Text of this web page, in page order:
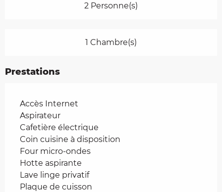
2 Personne(s)
1 Chambre(s)
Prestations
Accès Internet
Aspirateur
Cafetière électrique
Coin cuisine à disposition
Four micro-ondes
Hotte aspirante
Lave linge privatif
Plaque de cuisson